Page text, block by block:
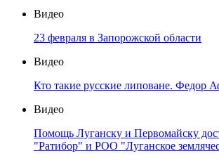
Видео
23 февраля в Запорожской области
Видео
Кто такие русские липоване. Федор
Видео
Помощь Луганску и Первомайску
"Ратибор" и РОО "Луганское